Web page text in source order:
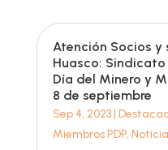
Atención Socios y
Huasco: Sindicato
Día del Minero y
8 de septiembre
Sep 4, 2023|
Miembros PDP,